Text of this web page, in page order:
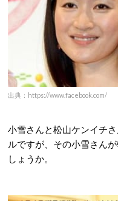
出典：https://www.facebook.com/
小雪さんと松山ケンイチ
ルですが、その小雪さん
しょうか。